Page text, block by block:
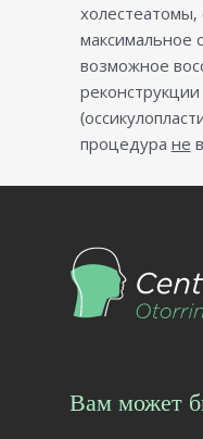
холестеатомы,
максимальное
возможное
процедура не
Вам может